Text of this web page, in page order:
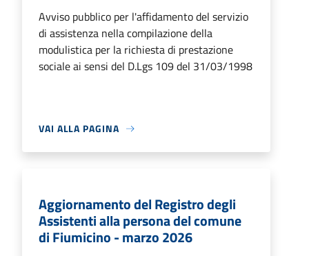
Avviso pubblico per l'affidamento del servizio
di assistenza nella compilazione della
modulistica per la richiesta di prestazione
sociale ai sensi del D.Lgs 109 del 31/03/1998
VAI ALLA PAGINA
Aggiornamento del Registro degli
Assistenti alla persona del comune
di Fiumicino - marzo 2026